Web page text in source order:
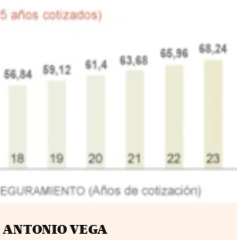
ANTONIO VEGA